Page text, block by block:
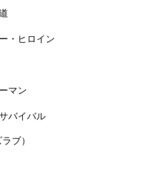
・ヒロイン
マン
バイバル
ブ）